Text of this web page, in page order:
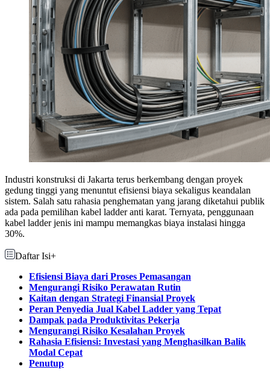
Industri konstruksi di Jakarta terus berkembang dengan proyek
gedung tinggi yang menuntut efisiensi biaya sekaligus keandalan
sistem. Salah satu rahasia penghematan yang jarang diketahui publik
ada pada pemilihan kabel ladder anti karat. Ternyata, penggunaan
kabel ladder jenis ini mampu memangkas biaya instalasi hingga
30%.
Daftar Isi+
Efisiensi Biaya dari Proses Pemasangan
Mengurangi Risiko Perawatan Rutin
Kaitan dengan Strategi Finansial Proyek
Peran Penyedia Jual Kabel Ladder yang Tepat
Dampak pada Produktivitas Pekerja
Mengurangi Risiko Kesalahan Proyek
Rahasia Efisiensi: Investasi yang Menghasilkan Balik
Modal Cepat
Penutup